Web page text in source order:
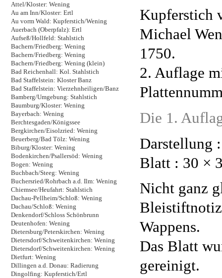
Attel/Kloster: Wening
Au am Inn/Kloster: Ertl
Au vorm Wald: Kupferstich/Wening
Auerbach (Oberpfalz): Ertl
Aufseß/Hollfeld: Stahlstich
Bachern/Friedberg: Wening
Bachern/Friedberg: Wening
Bachern/Friedberg: Wening (klein)
Bad Reichenhall: Kol. Stahlstich
Bad Staffelstein: Kloster Banz
Bad Staffelstein: Vierzehnheiligen/Banz
Bamberg/Umgebung: Stahlstich
Baumburg/Kloster: Wening
Bayerbach: Wening
Berchtesgaden/Königssee
Bergkirchen/Eisolzried: Wening
Beuerberg/Bad Tölz: Wening
Biburg/Kloster: Wening
Bodenkirchen/Psallersöd: Wening
Bogen: Wening
Buchbach/Steeg: Wening
Buchersried/Rohrbach a.d. Ilm: Wening
Chiemsee/Heufahrt: Stahlstich
Dachau-Pellheim/Schloß: Wening
Dachau/Schloß: Wening
Denkendorf/Schloss Schönbrunn
Deutenhofen: Wening
Dietersburg/Peterskirchen: Wening
Dietersdorf/Schweitenkirchen: Wening
Dietersdorf/Schweitenkirchen: Wening
Dietfurt: Wening
Dillingen a.d. Donau: Radierung
Dingolfing: Kupferstich/Ertl
Kupferstich
Michael
1750.
2. Auflage
Die 1.
Darstellung
Blatt : 30 ×
Nicht ganz
Wappens.
Das Blatt
gereinigt.